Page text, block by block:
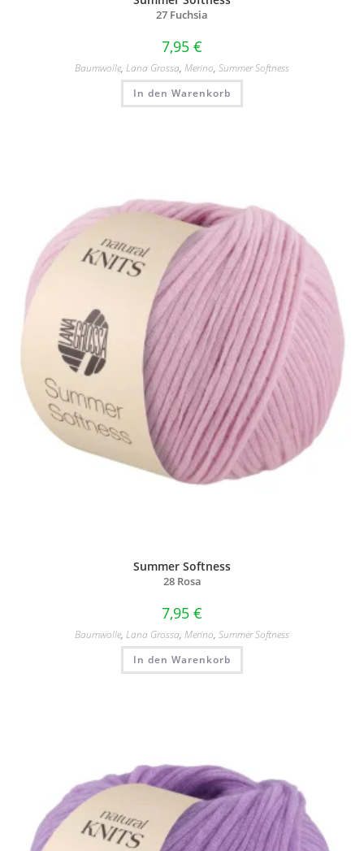
27 Fuchsia
7,95 €
Baumwolle, Lana Grossa, Merino, Summer Softness
In den Warenkorb
Summer Softness
28 Rosa
7,95 €
Baumwolle, Lana Grossa, Merino, Summer Softness
In den Warenkorb